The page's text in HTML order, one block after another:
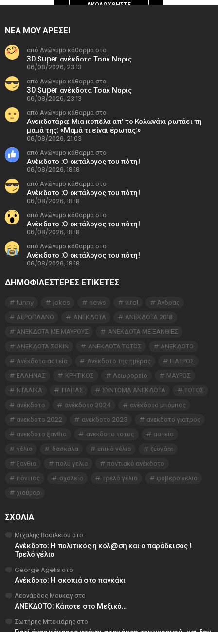
ΑΚΟΛΟΥΘΉΣΤΕ
ΝΕΑ ΜΟΥ ΑΡΕΣΕΙ
από Ανώνυμο κάθαρμα στο
30 Super ανέκδοτα Τσακ Νορις
06/08/2026, 23:13
από Ανώνυμο κάθαρμα στο
30 Super ανέκδοτα Τσακ Νορις
06/08/2026, 23:13
από Ανώνυμο κάθαρμα στο
Ανεκδοτάρα: Μια κοπέλα απ’ το Κολωνάκι ρωτάει τη
μαμά της: «Μαμά τι είναι έρωτας;»
06/08/2026, 21:03
από Ανώνυμο κάθαρμα στο
Ανέκδοτο :Ο οκτάλογος του πότη!
06/08/2026, 18:18
από Ανώνυμο κάθαρμα στο
Ανέκδοτο :Ο οκτάλογος του πότη!
06/08/2026, 18:18
από Ανώνυμο κάθαρμα στο
Ανέκδοτο :Ο οκτάλογος του πότη!
06/08/2026, 18:18
από Ανώνυμο κάθαρμα στο
Ανέκδοτο :Ο οκτάλογος του πότη!
06/08/2026, 18:18
ΔΗΜΟΦΙΛΕΣΤΕΡΕΣ ΕΤΙΚΈΤΕΣ
funny jokes news viral
Άνδρας
ΑΕΡΟΠΛΑΝΟ
ΑΝΕΚΔΟΤΑ
ΑΝΕΚΔΟΤΑ 2018
ΑΝΕΚΔΟΤΑ ΜΕ ΜΑΥΡΟΥΣ
ΑΝΕΚΔΟΤΑ ΜΕ ΞΑΝΘΙΕΣ
ΑΝΕΚΔΟΤΑ ΣΟΚΙΝ
ΑΝΕΚΔΟΤΑ ΤΟΤΟΣ
ΑΝΕΚΔΟΤΟ
Ανέκδοτα αστεία
Ανέκδοτο της ημέρας
ΓΙΑΤΡΟΣ
ΕΛΛΗΝΑΣ
ΚΡΗΤΙΚΟΣ Λεωφορείο
ΜΑΥΡΟΣ
ΝΤΑΛΙΚΑ
ΠΑΠΑΣ ΣΥΝΤΟΜΑ ΑΝΕΚΔΟΤΑ
ΤΟΤΟΣ
ανέκδοτο
ανέκδοτο 2024
ανέκδοτο μπόμπος
ανεκδοτο 2022
ανεκδοτο 2023
ανεκδοτο γιατρός
ανεκδοτο ξανθια
ανεκδοτο τοτος
αστεία
γέλιο
δασκάλα επικό γέλιο
ζευγάρι
ξανθια
πολυ γελιο
ποντιακό ανέκδοτο
πόντιος
σχολείο τρελό γέλιο
φοβερο γελιο
χιούμορ
ΣΧΌΛΙΑ
Μιχαλης Βασιλειου στο
Ανέκδοτο: Η πολιτικός η κόλ@ση και ο παράδεισος !
Τρελό γέλιο
George Agelis στο
Ανέκδοτο: Η σκοπιά στο παγκάκι
Λεονάρδος Μουκαγ στο
ΑΝΕΚΔΟΤΟ: Κάποτε στο Μεξικό…
Σωτήρης Μπεκιάρης στο